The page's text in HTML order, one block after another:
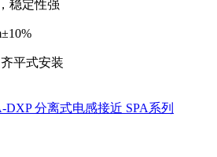
稳定性强
平式安装
DXP 分离式电感接近 SPA系列